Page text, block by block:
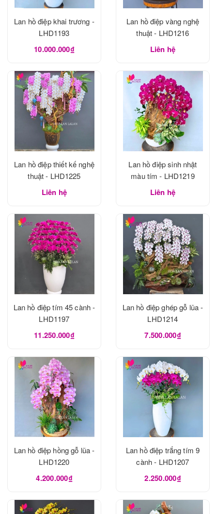
Lan hồ điệp khai trương -
LHD1193
10.000.000₫
Lan hồ điệp vàng nghệ
thuật - LHD1216
Liên hệ
Lan hồ điệp thiết kế nghệ
thuật - LHD1225
Liên hệ
Lan hồ điệp sinh nhật
màu tím - LHD1219
Liên hệ
Lan hồ điệp tím 45 cành -
LHD1197
11.250.000₫
Lan hồ điệp ghép gỗ lũa -
LHD1214
7.500.000₫
Lan hồ điệp hồng gỗ lũa -
LHD1220
4.200.000₫
Lan hồ điệp trắng tím 9
cành - LHD1207
2.250.000₫